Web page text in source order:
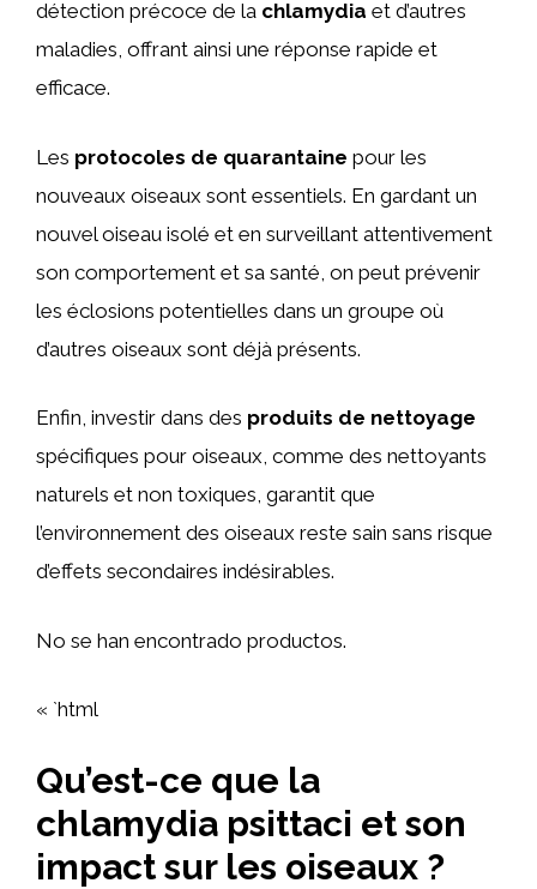
détection précoce de la chlamydia et d’autres
maladies, offrant ainsi une réponse rapide et
efficace.
Les protocoles de quarantaine pour les
nouveaux oiseaux sont essentiels. En gardant un
nouvel oiseau isolé et en surveillant attentivement
son comportement et sa santé, on peut prévenir
les éclosions potentielles dans un groupe où
d’autres oiseaux sont déjà présents.
Enfin, investir dans des produits de nettoyage
spécifiques pour oiseaux, comme des nettoyants
naturels et non toxiques, garantit que
l’environnement des oiseaux reste sain sans risque
d’effets secondaires indésirables.
No se han encontrado productos.
« `html
Qu’est-ce que la
chlamydia psittaci et son
impact sur les oiseaux ?